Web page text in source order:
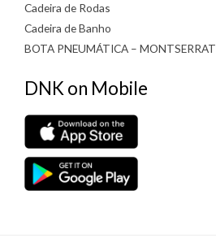
Cadeira de Rodas
Cadeira de Banho
BOTA PNEUMÁTICA – MONTSERRAT
DNK on Mobile